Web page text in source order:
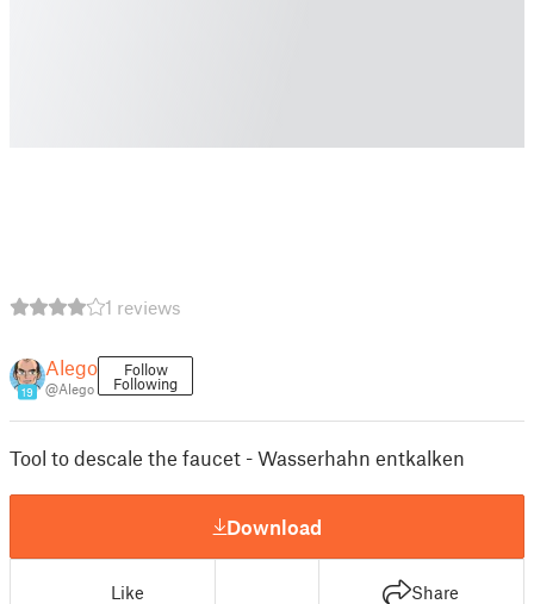
1 reviews
19
Alego
@Alego
Follow
Following
Tool to descale the faucet - Wasserhahn entkalken
Download
Like Share